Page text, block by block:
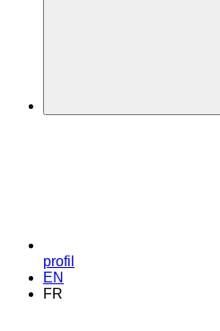
profil
EN
FR